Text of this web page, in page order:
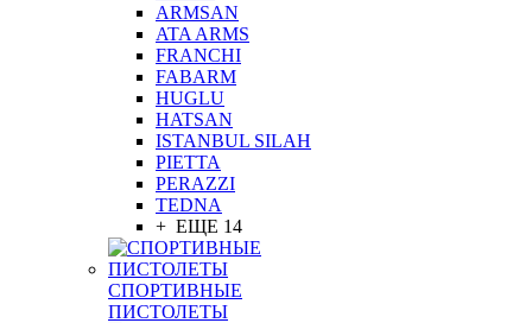
ARMSAN
ATA ARMS
FRANCHI
FABARM
HUGLU
HATSAN
ISTANBUL SILAH
PIETTA
PERAZZI
TEDNA
+ ЕЩЕ 14
СПОРТИВНЫЕ
ПИСТОЛЕТЫ